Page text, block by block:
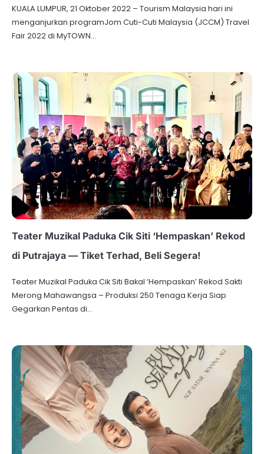
KUALA LUMPUR, 21 Oktober 2022 – Tourism Malaysia hari ini
menganjurkan programJom Cuti-Cuti Malaysia (JCCM) Travel
Fair 2022 di MyTOWN…
Teater Muzikal Paduka Cik Siti ‘Hempaskan’ Rekod
di Putrajaya — Tiket Terhad, Beli Segera!
Teater Muzikal Paduka Cik Siti Bakal ‘Hempaskan’ Rekod Sakti
Merong Mahawangsa – Produksi 250 Tenaga Kerja Siap
Gegarkan Pentas di…